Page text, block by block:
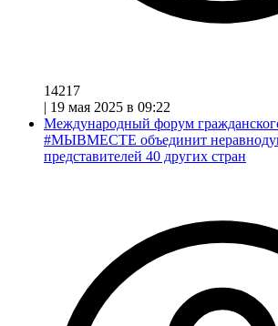
14217
| 19 мая 2025 в 09:22
Международный форум
#МЫВМЕСТЕ объединит
представителей 40 других стран